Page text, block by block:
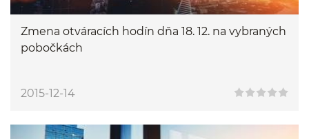
Zmena otváracích hodín dňa 18. 12. na vybraných
pobočkách
2015-12-14